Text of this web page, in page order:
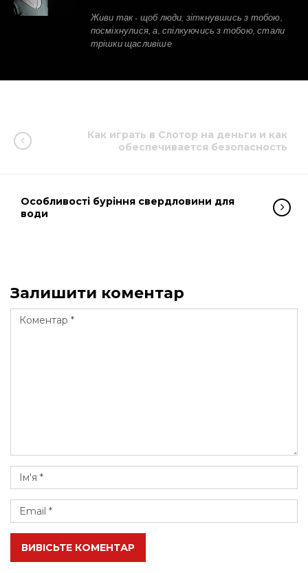
Живи так - щоб люди, зіткнувшись з тобою,
посміхнулися, а, спілкуючись з тобою, стали
трішки щасливіше
Как играть в Слотор на деньги и как
обеспечивается безопасность
Особливості буріння свердловини для
води
Залишити коментар
ВИВІСЬТЕ КОМЕНТАР